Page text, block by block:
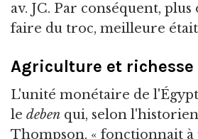
av. JC. Par conséquent,
faire du troc, meilleure
Agriculture et richesse
L'unité monétaire de
le deben qui, selon l'historien
Thompson, « fonctionnait à